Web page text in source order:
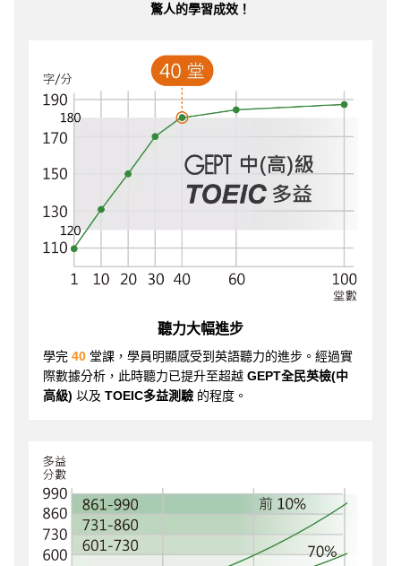
驚人的學習成效！
聽力大幅進步
學完 40 堂課，學員明顯感受到英語聽力的進步。經過實
際數據分析，此時聽力已提升至超越 GEPT全民英檢(中
高級) 以及 TOEIC多益測驗 的程度。